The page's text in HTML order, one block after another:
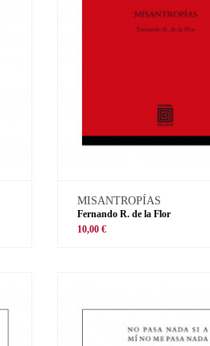
MISANTROPÍAS
Fernando R. de la Flor
10,00 €